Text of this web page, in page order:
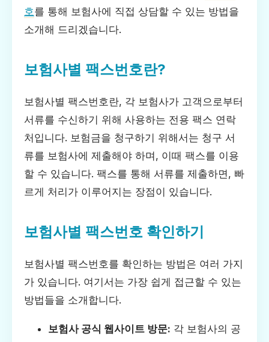
호를 통해 보험사에 직접 상담할 수 있는 방법을
소개해 드리겠습니다.
보험사별 팩스번호란?
보험사별 팩스번호란, 각 보험사가 고객으로부터
서류를 수신하기 위해 사용하는 전용 팩스 연락
처입니다. 보험금을 청구하기 위해서는 청구 서
류를 보험사에 제출해야 하며, 이때 팩스를 이용
할 수 있습니다. 팩스를 통해 서류를 제출하면, 빠
르게 처리가 이루어지는 장점이 있습니다.
보험사별 팩스번호 확인하기
보험사별 팩스번호를 확인하는 방법은 여러 가지
가 있습니다. 여기서는 가장 쉽게 접근할 수 있는
방법들을 소개합니다.
보험사 공식 웹사이트 방문: 각 보험사의 공